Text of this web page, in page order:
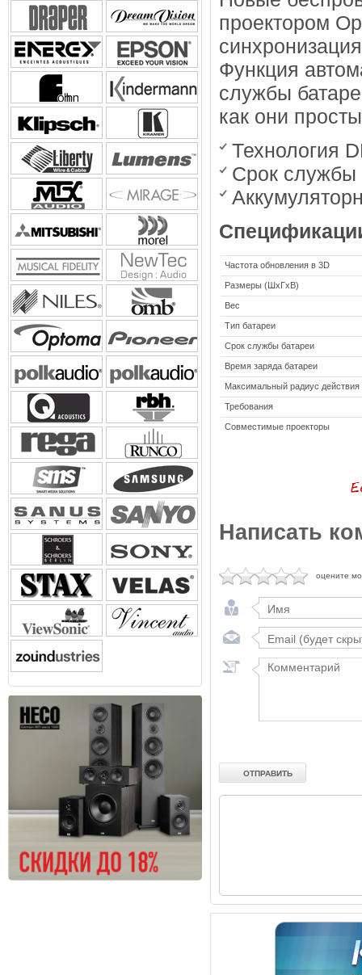
проектором
Функция
службы
как они
Технология
Срок службы
Частота обновления в 3D
Размеры (ШхГхВ)
Вес
Тип батареи
Срок службы батареи
Время заряда батареи
Максимальный радиус действия
Требования
Совместимые проекторы
Написать
оцените